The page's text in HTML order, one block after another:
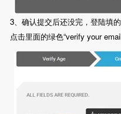
3、确认提交后还没完，登陆填
点击里面的绿色“verify your